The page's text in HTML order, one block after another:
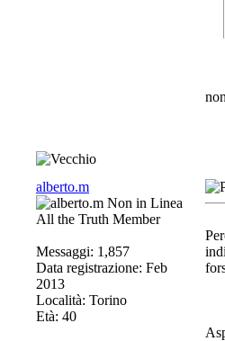
alberto.m
All the Truth Member
Messaggi: 1,857
Data registrazione: Feb
2013
Località: Torino
Età: 40